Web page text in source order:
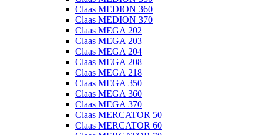
Claas MEDION 360
Claas MEDION 370
Claas MEGA 202
Claas MEGA 203
Claas MEGA 204
Claas MEGA 208
Claas MEGA 218
Claas MEGA 350
Claas MEGA 360
Claas MEGA 370
Claas MERCATOR 50
Claas MERCATOR 60